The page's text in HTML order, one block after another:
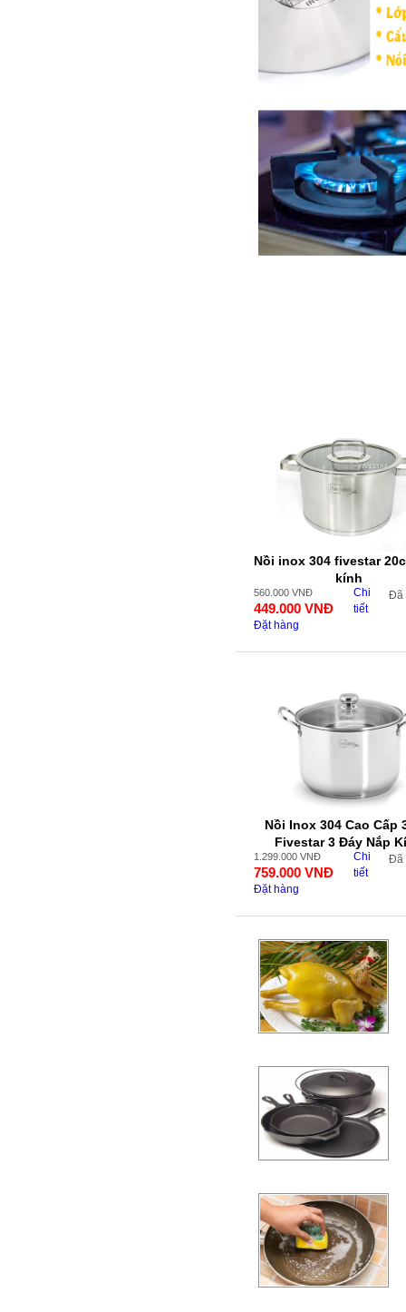
Nồi inox 304 fivestar
kính
560.000 VNĐ
449.000 VNĐ
Đã
Chi
tiết
Đặt hàng
Nồi Inox 304 Cao Cấp
Fivestar 3 Đáy Nắp
1.299.000 VNĐ
759.000 VNĐ
Đã
Chi
tiết
Đặt hàng